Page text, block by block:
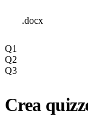
.docx
Q1
Q2
Q3
Crea